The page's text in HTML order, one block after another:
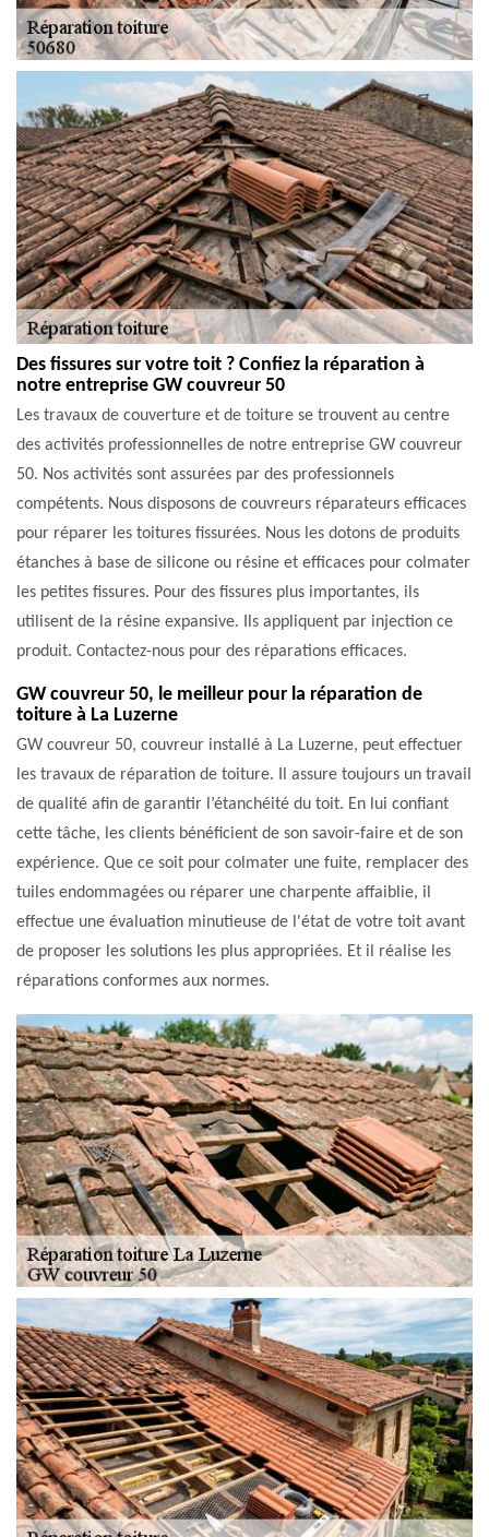
Des fissures sur votre toit ? Confiez la réparation à
notre entreprise GW couvreur 50
Les travaux de couverture et de toiture se trouvent au centre
des activités professionnelles de notre entreprise GW couvreur
50. Nos activités sont assurées par des professionnels
compétents. Nous disposons de couvreurs réparateurs efficaces
pour réparer les toitures fissurées. Nous les dotons de produits
étanches à base de silicone ou résine et efficaces pour colmater
les petites fissures. Pour des fissures plus importantes, ils
utilisent de la résine expansive. Ils appliquent par injection ce
produit. Contactez-nous pour des réparations efficaces.
GW couvreur 50, le meilleur pour la réparation de
toiture à La Luzerne
GW couvreur 50, couvreur installé à La Luzerne, peut effectuer
les travaux de réparation de toiture. Il assure toujours un travail
de qualité afin de garantir l’étanchéité du toit. En lui confiant
cette tâche, les clients bénéficient de son savoir-faire et de son
expérience. Que ce soit pour colmater une fuite, remplacer des
tuiles endommagées ou réparer une charpente affaiblie, il
effectue une évaluation minutieuse de l'état de votre toit avant
de proposer les solutions les plus appropriées. Et il réalise les
réparations conformes aux normes.